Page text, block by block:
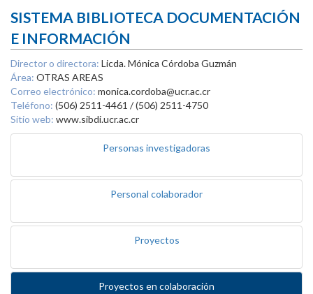
SISTEMA BIBLIOTECA DOCUMENTACIÓN
E INFORMACIÓN
Director o directora: Licda. Mónica Córdoba Guzmán
Área: OTRAS AREAS
Correo electrónico: monica.cordoba@ucr.ac.cr
Teléfono: (506) 2511-4461 / (506) 2511-4750
Sitio web: www.sibdi.ucr.ac.cr
Personas investigadoras
Personal colaborador
Proyectos
Proyectos en colaboración